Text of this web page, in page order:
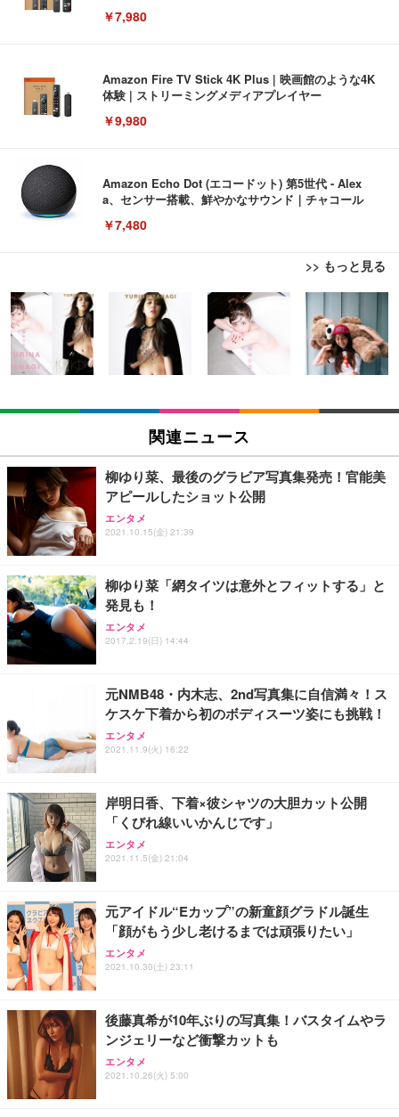
￥7,980
Amazon Fire TV Stick 4K Plus | 映画館のような4K
体験 | ストリーミングメディアプレイヤー
￥9,980
Amazon Echo Dot (エコードット) 第5世代 - Alex
a、センサー搭載、鮮やかなサウンド｜チャコール
￥7,480
>> もっと見る
[EdoErgo] オフィスチェア 椅子 テレワーク 疲れな
い 跳ね上げ式アームレスト コンパクト 約105度ロッ
キング pc 事務椅子 360度回転 座面昇降 強化ナイロ
ン樹脂ベース 通気性メッシュ 在宅ワーク H-WY01
(黒網+黒枠+黒足)
￥5,699
SIHOO B100 オフィスチェア／デスクチェア メッシ
ュチェア 人間工学 疲れない ブラック
￥27,999
ワーク チェア 強化バックレスト 30度ロッキング機
能 人間工学 椅子 腰サポート 90度跳ね上げ式アーム
務用 おしゃれ パソコンチェア (ブラック)
Sezlife オフィスチェア デスクチェア 疲れない テレ
ワーク チェア 強化バックレスト 30度ロッキング機
能 人間工学 椅子 腰サポート 90度跳ね上げ式アーム
務用 おしゃれ パソコンチェア (ホワイト)
ANDWINT オフィスチェア デスクチェア 肘なし メ
ッシュ 通気性 ランバーサポート付き 腰サポート ガ
ス圧無段階昇降 360度回転 キャスター付き コンパク
EIZO ビジネス向けプレミアムモニター | FlexScan
EV3240X-WT | 31.5型4K UHD・USB Type-C・ホワ
￥105,595
EIZO ビジネス向けプレミアムモニター | FlexScan
￥109,572
【純正品】27"ゲーミングモニター DualSense 充電
フック付き（CFI-ZDM1J）
【整備済み品】Dell E2724HS 27インチ 液晶モニタ
ー フルHD（1920×1080）VA 非光沢 HDMI/DisplayP
ort/VGA スピーカー内蔵 高さ調整 スイベル VESA対
【MiniLED/24.5inch/280Hz/FHD】GRAPHT THE S
HOOTER Gaming Monitor 24” Essential ゲーミン
グモニター QD 24.5インチ 1ms FHD 量子ドット 残
Amazonベーシック ペットシーツ 薄型 レギュラー 1
回使い捨て 無香料 ホワイト 300枚
￥3,373
Amazonベーシック ペットシーツ 厚型 ワイド 42枚
x2袋(84枚) ホワイト(吸収面:ライトブルー)
￥3,234
ネオ・ルーライフ ネオ・オムツ L 中型犬用 26枚入
り 単品
Smart Basic(スマートベーシック) 【Amazon.co.jp
限定】 Smart Basic アイリスオーヤマ ペットシーツ
超厚型 お徳用 ワイド 100枚入 (x 1) (ケース販売)
アイリスオーヤマ ペットシーツ 超厚型 お徳用 レギ
ュラー 200枚入【Amazon.co.jp限定】
関連ニュース
柳ゆり菜、最後のグラビア写真集発売！官能美
アピールしたショット公開
エンタメ
2021.10.15(金) 21:39
柳ゆり菜「網タイツは意外とフィットする」と
発見も！
エンタメ
2017.2.19(日) 14:44
元NMB48・内木志、2nd写真集に自信満々！ス
ケスケ下着から初のボディスーツ姿にも挑戦！
エンタメ
2021.11.9(火) 16:22
岸明日香、下着×彼シャツの大胆カット公開
「くびれ線いいかんじです」
エンタメ
2021.11.5(金) 21:04
元アイドル“Eカップ”の新童顔グラドル誕生
「顔がもう少し老けるまでは頑張りたい」
エンタメ
2021.10.30(土) 23:11
後藤真希が10年ぶりの写真集！バスタイムやラ
ンジェリーなど衝撃カットも
エンタメ
2021.10.26(火) 5:00